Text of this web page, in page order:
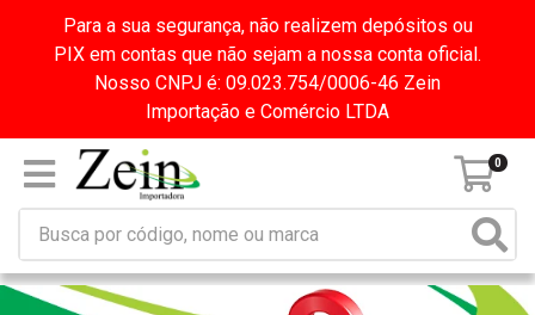
Para a sua segurança, não realizem depósitos ou
PIX em contas que não sejam a nossa conta oficial.
Nosso CNPJ é: 09.023.754/0006-46 Zein
Importação e Comércio LTDA
0